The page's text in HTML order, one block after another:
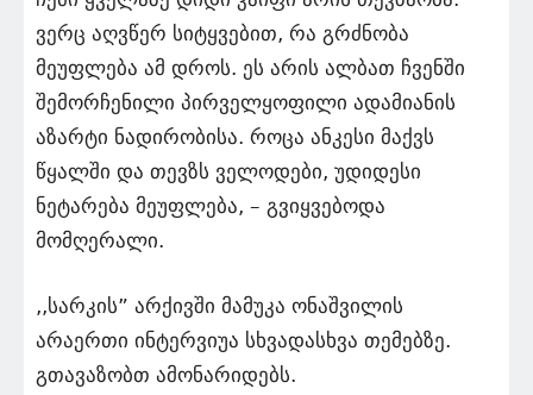
ვერც აღვწერ სიტყვებით, რა გრძნობა
მეუფლება ამ დროს. ეს არის ალბათ ჩვენში
შემორჩენილი პირველყოფილი ადამიანის
აზარტი ნადირობისა. როცა ანკესი მაქვს
წყალში და თევზს ველოდები, უდიდესი
ნეტარება მეუფლება, – გვიყვებოდა
მომღერალი.
,,სარკის” არქივში მამუკა ონაშვილის
არაერთი ინტერვიუა სხვადასხვა თემებზე.
გთავაზობთ ამონარიდებს.